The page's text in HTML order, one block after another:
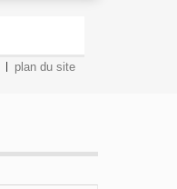
plan du site